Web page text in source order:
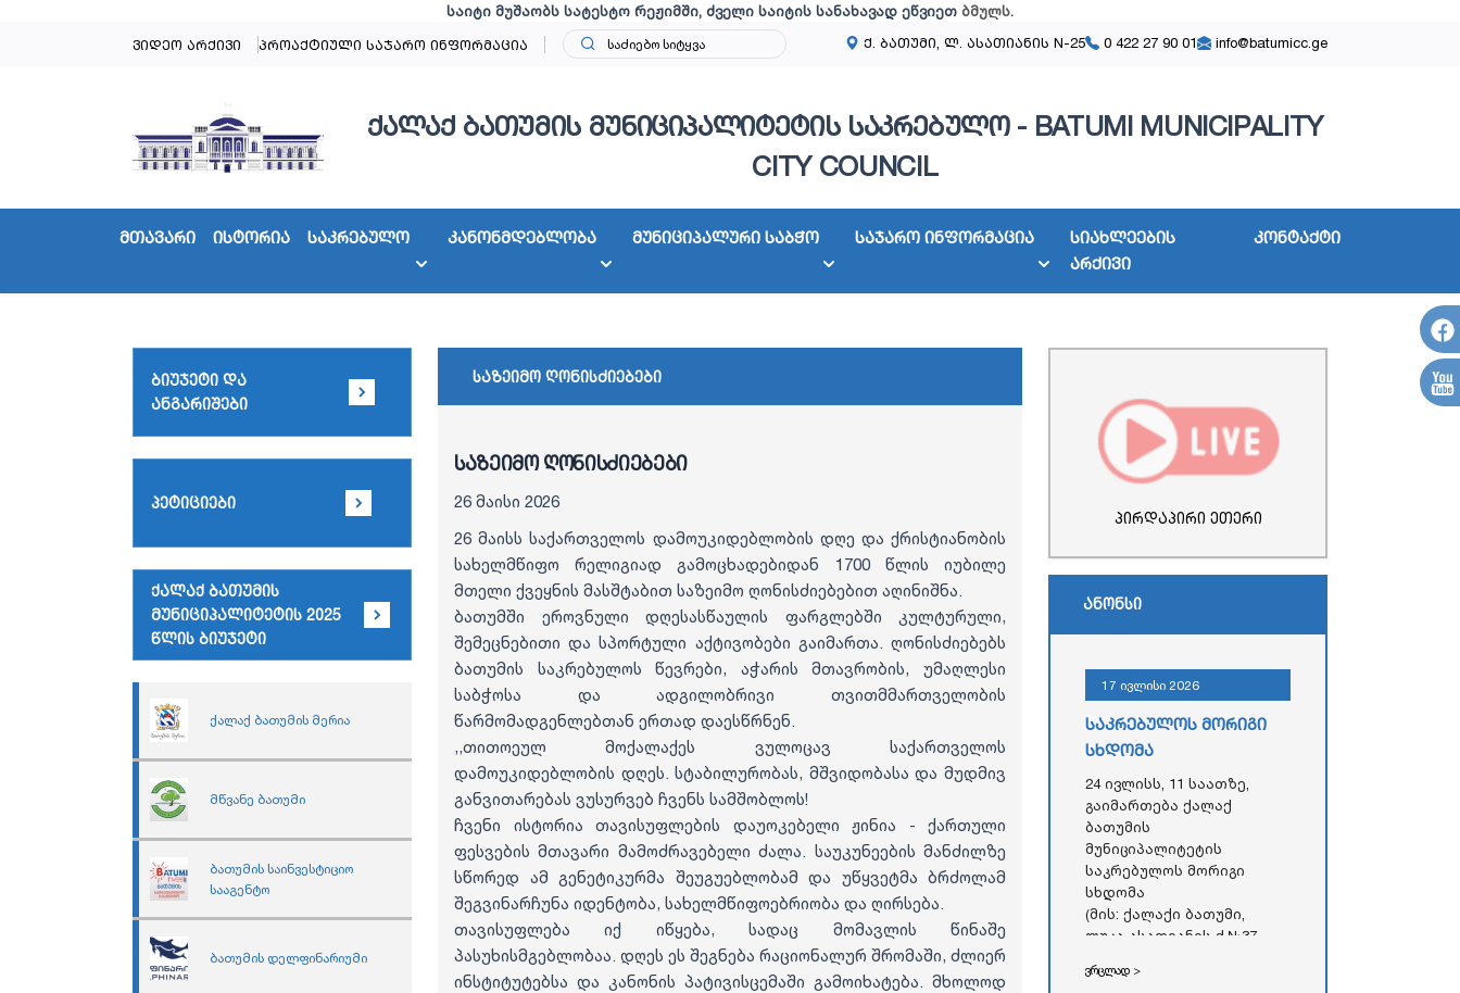
საიტი მუშაობს სატესტო რეჟიმში, ძველი საიტის სანახავად ეწვიეთ ბმულს.
ვიდეო არქივი
პროაქტიული საჯარო ინფორმაცია ქ. ბათუმი, ლ. ასათიანის N-25 0 422 27 90 01 info@batumicc.ge
ქალაქ ბათუმის მუნიციპალიტეტის საკრებულო - BATUMI MUNICIPALITY
CITY COUNCIL
მთავარი ისტორია საკრებულო კანონმდებლობა მუნიციპალური საბჭო საჯარო ინფორმაცია
სიახლეების
არქივი
კონტაქტი
ბიუჯეტი და
ანგარიშები
პეტიციები
ქალაქ ბათუმის
მუნიციპალიტეტის 2025
წლის ბიუჯეტი
ქალაქ ბათუმის მერია
მწვანე ბათუმი
ბათუმის საინვესტიციო
სააგენტო
ბათუმის დელფინარიუმი
საზეიმო ღონისძიებები
საზეიმო ღონისძიებები
26 მაისი 2026
26 მაისს საქართველოს დამოუკიდებლობის დღე და ქრისტიანობის
სახელმწიფო რელიგიად გამოცხადებიდან 1700 წლის იუბილე
მთელი ქვეყნის მასშტაბით საზეიმო ღონისძიებებით აღინიშნა.
ბათუმში ეროვნული დღესასწაულის ფარგლებში კულტურული,
შემეცნებითი და სპორტული აქტივობები გაიმართა. ღონისძიებებს
ბათუმის საკრებულოს წევრები, აჭარის მთავრობის, უმაღლესი
საბჭოსა და ადგილობრივი თვითმმართველობის
წარმომადგენლებთან ერთად დაესწრნენ.
,,თითოეულ მოქალაქეს ვულოცავ საქართველოს
დამოუკიდებლობის დღეს. სტაბილურობას, მშვიდობასა და მუდმივ
განვითარებას ვუსურვებ ჩვენს სამშობლოს!
​ჩვენი ისტორია თავისუფლების დაუოკებელი ჟინია - ქართული
ფესვების მთავარი მამოძრავებელი ძალა. საუკუნეების მანძილზე
სწორედ ამ გენეტიკურმა შეუგუებლობამ და უწყვეტმა ბრძოლამ
შეგვინარჩუნა იდენტობა, სახელმწიფოებრიობა და ღირსება.
​თავისუფლება იქ იწყება, სადაც მომავლის წინაშე
პასუხისმგებლობაა. დღეს ეს შეგნება რაციონალურ შრომაში, ძლიერ
ინსტიტუტებსა და კანონის პატივისცემაში გამოიხატება. მხოლოდ
პირდაპირი ეთერი
ანონსი
17 ივლისი 2026
საკრებულოს მორიგი
სხდომა
24 ივლისს, 11 საათზე,
გაიმართება ქალაქ
ბათუმის
მუნიციპალიტეტის
საკრებულოს მორიგი
სხდომა
(მის: ქალაქი ბათუმი,
ლუკა ასათიანის ქ.№37,
რესპუბლიკის უმაღლესი
ვრცლად >